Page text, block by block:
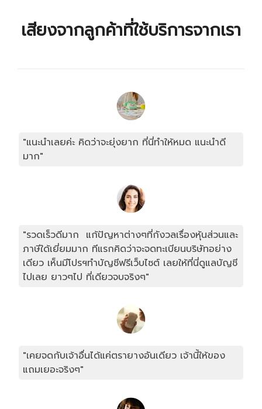
เสียงจากลูกค้าที่ใช้บริการจากเรา
"แนะนำเลยค่ะ คิดว่าจะยุ่งยาก ที่นี่ทำให้หมด แนะนำดี
มาก"
"รวดเร็วดีมาก แก้ปัญหาต่างๆที่กังวลเรื่องหุ้นส่วนและ
ภาษีใด้เยี่ยมมาก ทีแรกคิดว่าจะจดทะเบียนบริษัทอย่าง
เดียว เห็นมีโปรฯทำบัญชีฟรีเว็บไซต์ เลยให้ที่นี่ดูแลบัญชี
ไปเลย ยาวๆไป ที่เดียวจบจริงๆ"
"เคยจดกับเจ้าอื่นได้แค่ตรายางอันเดียว เจ้านี้ให้ของ
แถมเยอะจริงๆ"